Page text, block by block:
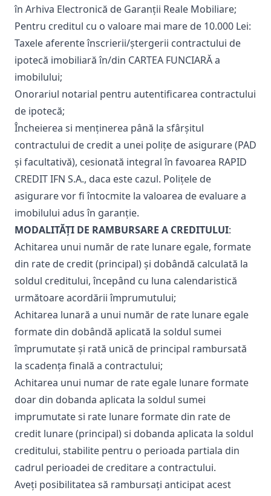
în Arhiva Electronică de Garanții Reale Mobiliare;
Pentru creditul cu o valoare mai mare de 10.000 Lei:
Taxele aferente înscrierii/ștergerii contractului de
ipotecă imobiliară în/din CARTEA FUNCIARĂ a
imobilului;
Onorariul notarial pentru autentificarea contractului
de ipotecă;
Încheierea si menținerea până la sfârșitul
contractului de credit a unei polițe de asigurare (PAD
și facultativă), cesionată integral în favoarea RAPID
CREDIT IFN S.A., daca este cazul. Polițele de
asigurare vor fi întocmite la valoarea de evaluare a
imobilului adus în garanție.
MODALITĂȚI DE RAMBURSARE A CREDITULUI:
Achitarea unui număr de rate lunare egale, formate
din rate de credit (principal) și dobândă calculată la
soldul creditului, începând cu luna calendaristică
următoare acordării împrumutului;
Achitarea lunară a unui număr de rate lunare egale
formate din dobândă aplicată la soldul sumei
împrumutate și rată unică de principal rambursată
la scadența finală a contractului;
Achitarea unui numar de rate egale lunare formate
doar din dobanda aplicata la soldul sumei
imprumutate si rate lunare formate din rate de
credit lunare (principal) si dobanda aplicata la soldul
creditului, stabilite pentru o perioada partiala din
cadrul perioadei de creditare a contractului.
Aveți posibilitatea să rambursați anticipat acest